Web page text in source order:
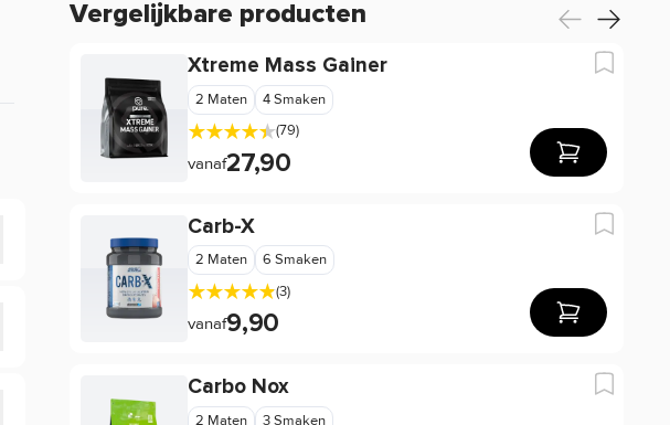
Vergelijkbare producten
Xtreme Mass Gainer
2 Maten
4 Smaken
(79)
vanaf27,90
Carb-X
2 Maten
6 Smaken
(3)
vanaf9,90
Carbo Nox
2 Maten
3 Smaken